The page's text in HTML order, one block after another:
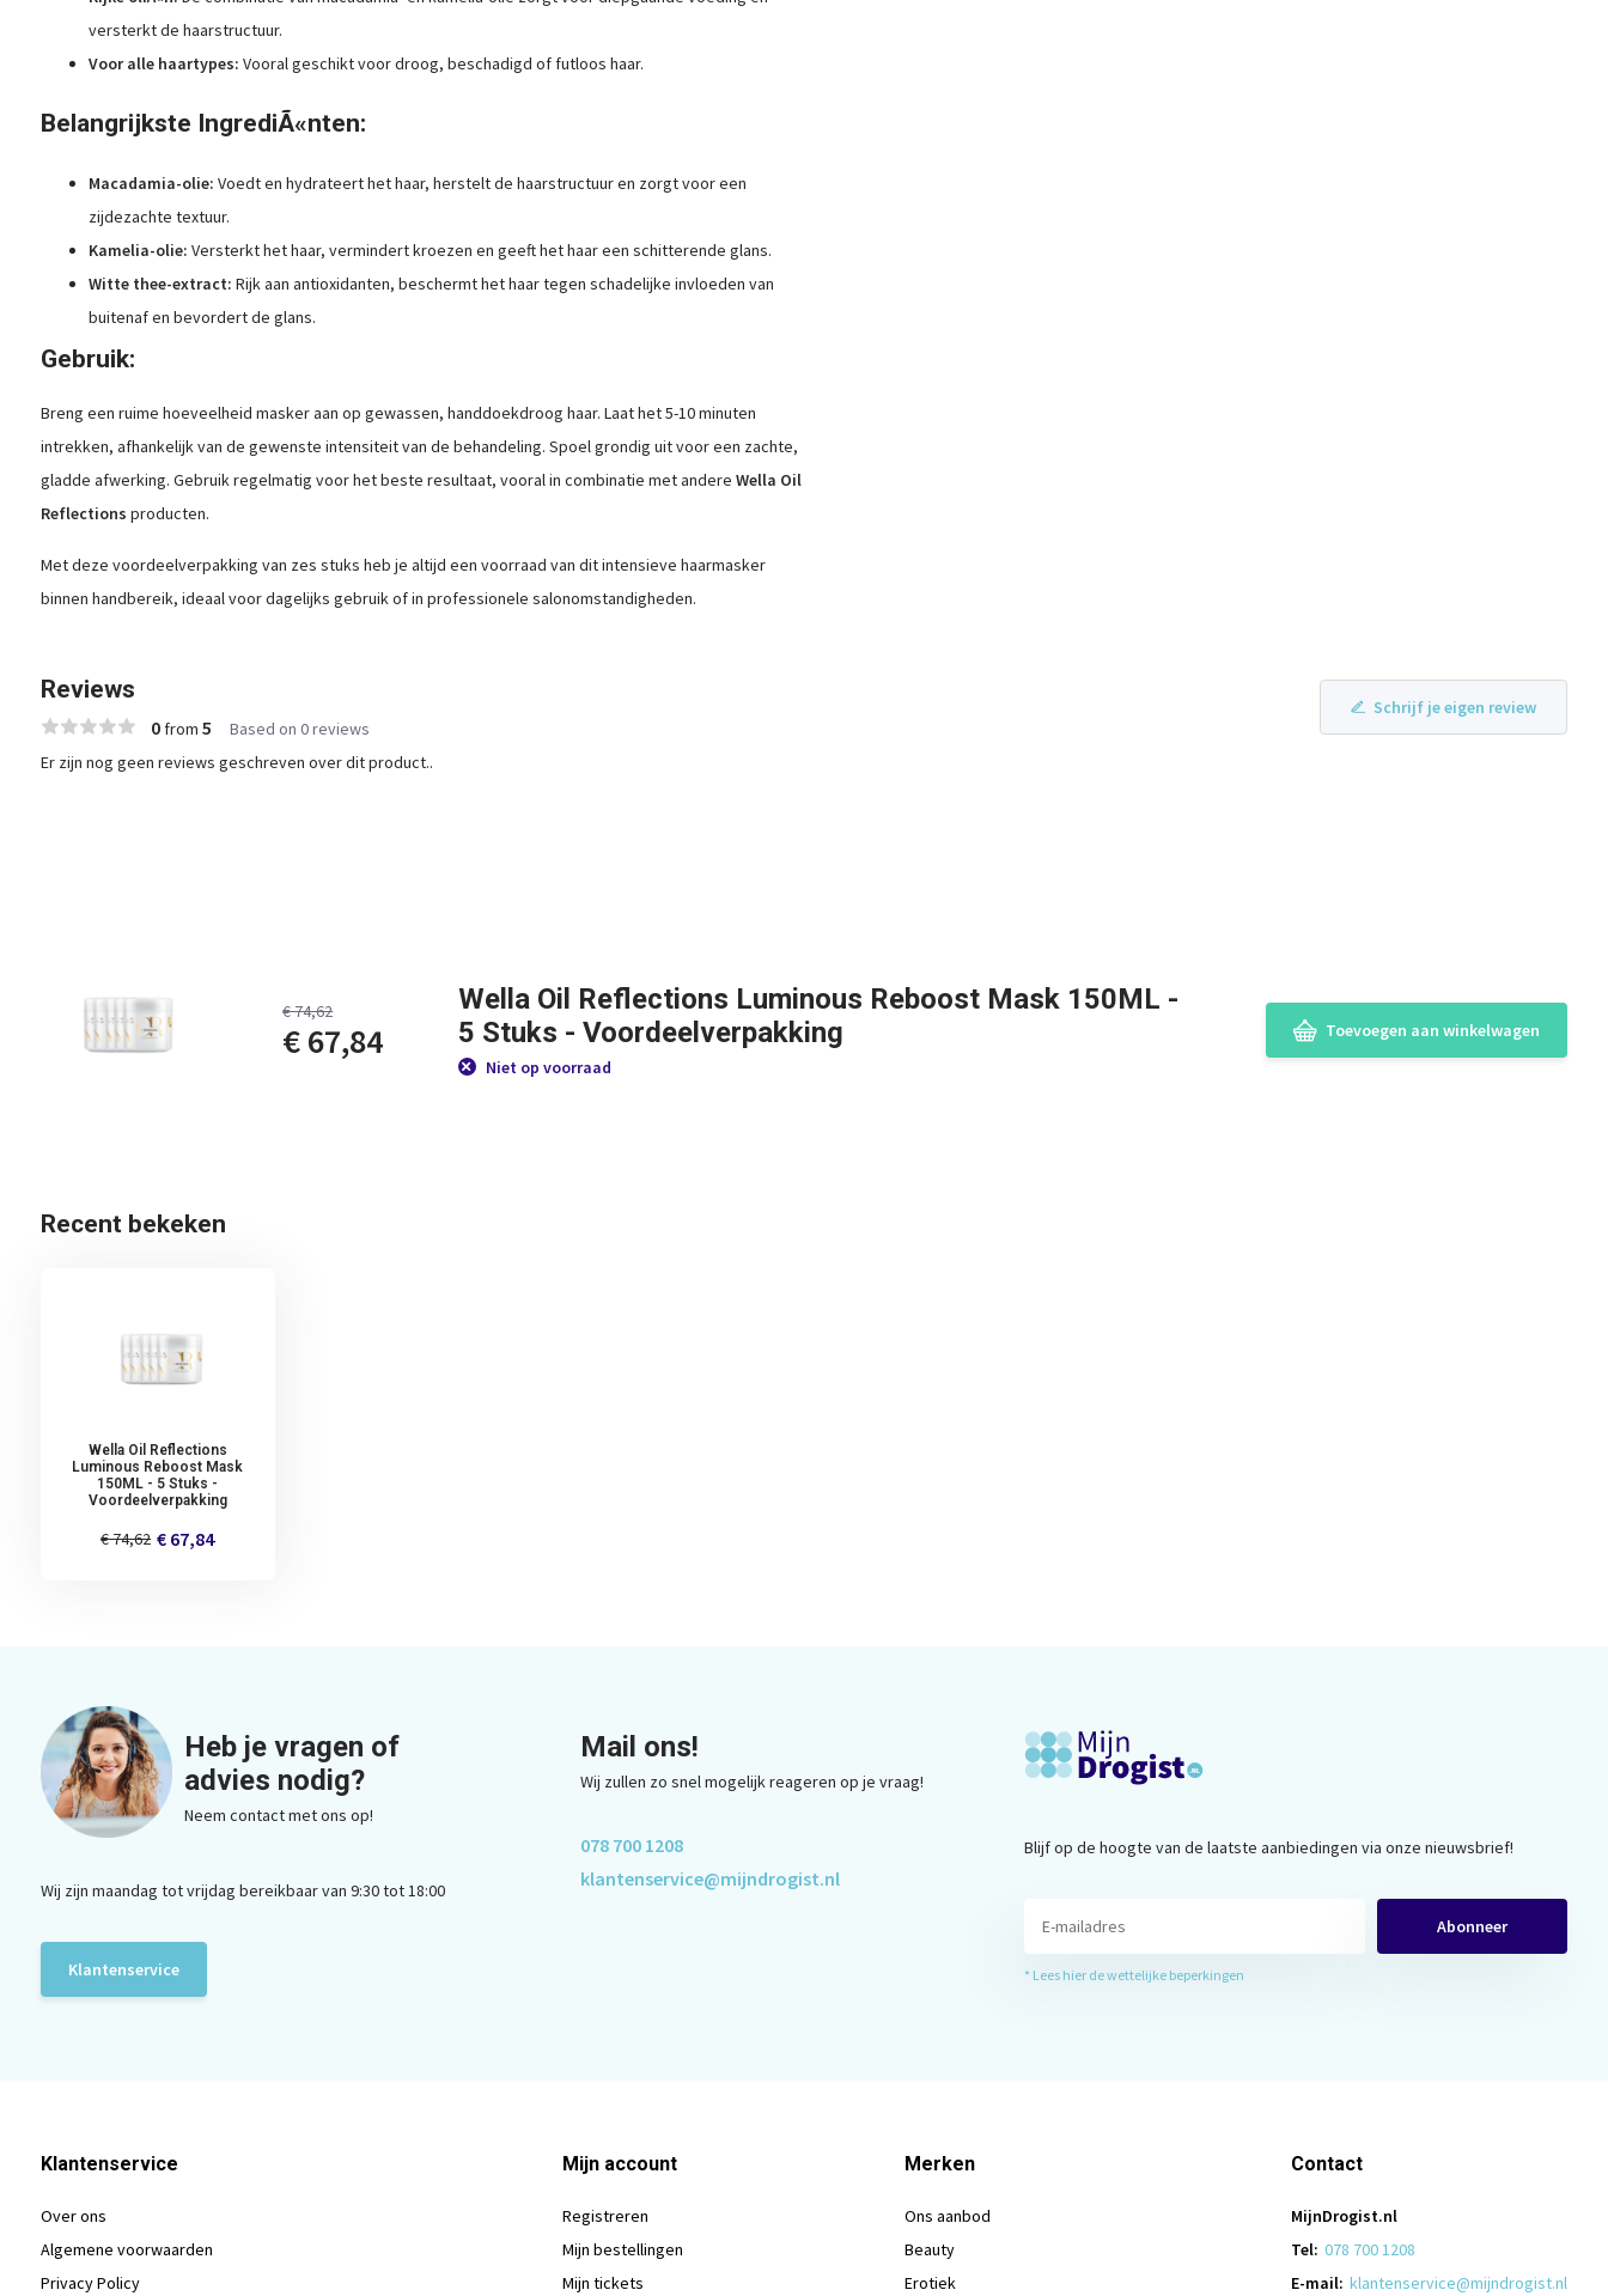
versterkt de haarstructuur.
Voor alle haartypes: Vooral geschikt voor droog, beschadigd of futloos haar.
Belangrijkste IngrediÃ«nten:
Macadamia-olie: Voedt en hydrateert het haar, herstelt de haarstructuur en zorgt voor een
zijdezachte textuur.
Kamelia-olie: Versterkt het haar, vermindert kroezen en geeft het haar een schitterende glans.
Witte thee-extract: Rijk aan antioxidanten, beschermt het haar tegen schadelijke invloeden van
buitenaf en bevordert de glans.
Gebruik:
Breng een ruime hoeveelheid masker aan op gewassen, handdoekdroog haar. Laat het 5-10 minuten
intrekken, afhankelijk van de gewenste intensiteit van de behandeling. Spoel grondig uit voor een zachte,
gladde afwerking. Gebruik regelmatig voor het beste resultaat, vooral in combinatie met andere Wella Oil
Reflections producten.
Met deze voordeelverpakking van zes stuks heb je altijd een voorraad van dit intensieve haarmasker
binnen handbereik, ideaal voor dagelijks gebruik of in professionele salonomstandigheden.
Reviews
0from 5 Based on 0 reviews
Schrijf je eigen review
Er zijn nog geen reviews geschreven over dit product..
€ 74,62
€ 67,84
Wella Oil Reflections Luminous Reboost Mask 150ML -
5 Stuks - Voordeelverpakking
Niet op voorraad
Toevoegen aan winkelwagen
Recent bekeken
Wella Oil Reflections
Luminous Reboost Mask
150ML - 5 Stuks -
Voordeelverpakking
€ 74,62 € 67,84
Heb je vragen of
advies nodig?
Neem contact met ons op!
Wij zijn maandag tot vrijdag bereikbaar van 9:30 tot 18:00
Klantenservice
Mail ons!
Wij zullen zo snel mogelijk reageren op je vraag!
078 700 1208
klantenservice@mijndrogist.nl
Blijf op de hoogte van de laatste aanbiedingen via onze nieuwsbrief!
Abonneer
* Lees hier de wettelijke beperkingen
Klantenservice
Over ons
Algemene voorwaarden
Privacy Policy
Mijn account
Registreren
Mijn bestellingen
Mijn tickets
Merken
Ons aanbod
Beauty
Erotiek
Contact
MijnDrogist.nl
Tel: 078 700 1208
E-mail: klantenservice@mijndrogist.nl